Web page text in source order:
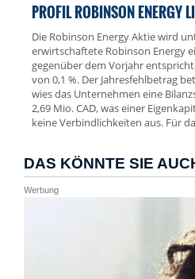
PROFIL ROBINSON ENERGY
Die Robinson Energy Aktie wird
erwirtschaftete Robinson Energy
gegenüber dem Vorjahr
von 0,1 %. Der Jahresfehlbetrag
wies das Unternehmen eine
2,69 Mio. CAD, was einer
keine Verbindlichkeiten aus. Für